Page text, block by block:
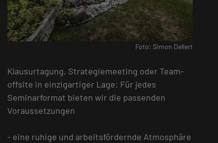
Foto: Simon Dellert
Klausurtagung, Strategiemeeting oder Team-
offsite in einzigartiger Lage: Für jedes
Seminarformat bieten wir die passenden
Voraussetzungen
- eine ruhige und arbeitsfördernde Atmosphäre